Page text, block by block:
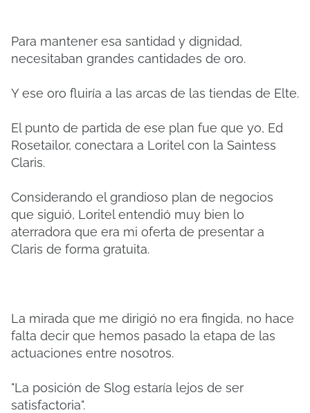
Para mantener esa santidad y dignidad,
necesitaban grandes cantidades de oro.
Y ese oro fluiría a las arcas de las tiendas de Elte.
El punto de partida de ese plan fue que yo, Ed
Rosetailor, conectara a Loritel con la Saintess
Claris.
Considerando el grandioso plan de negocios
que siguió, Loritel entendió muy bien lo
aterradora que era mi oferta de presentar a
Claris de forma gratuita.
La mirada que me dirigió no era fingida, no hace
falta decir que hemos pasado la etapa de las
actuaciones entre nosotros.
"La posición de Slog estaría lejos de ser
satisfactoria".